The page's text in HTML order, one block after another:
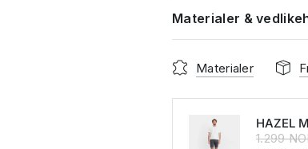
Materialer &
Materialer
HAZEL
1.299